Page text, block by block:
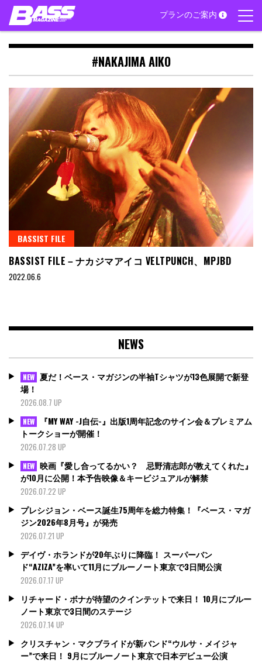
Skip
content
プランのご案内
#NAKAJIMA AIKO
BASSIST FILE
BASSIST FILE－ナカジマアイコ VELTPUNCH、MPJBD
2022.06.6
NEWS
NEW 夏だ！ベース・マガジンの半袖Tシャツが13色展開で新登
場！
2026.08.7 UP
NEW
『MY WAY -J自伝-』出版1周年記念のサイン会＆プレミアム
トークショーが開催！
2026.07.28 UP
NEW 映画『愛し合ってるかい？ 忌野清志郎が教えてくれた』
が10月に公開！本予告映像＆キービジュアルが解禁
2026.07.22 UP
プレシジョン・ベース誕生75周年を総力特集！『ベース・マガ
ジン2026年8月号』が発売
2026.07.21 UP
デイヴ・ホランドが20年ぶりに降臨！ スーパーバン
ド“AZIZA”を率いて11月にブルーノート東京で3日間公演
2026.07.17 UP
リチャード・ボナが待望のクインテットで来日！ 10月にブルー
ノート東京で3日間のステージ
2026.07.14 UP
クリスチャン・マクブライドが新バンド“ウルサ・メイジャ
ー”で来日！ 9月にブルーノート東京で日本デビュー公演